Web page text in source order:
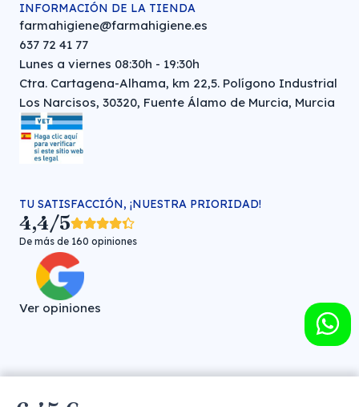
INFORMACIÓN DE LA TIENDA
farmahigiene@farmahigiene.es
637 72 41 77
Lunes a viernes 08:30h - 19:30h
Ctra. Cartagena-Alhama, km 22,5. Polígono Industrial
Los Narcisos, 30320, Fuente Álamo de Murcia, Murcia
TU SATISFACCIÓN, ¡NUESTRA PRIORIDAD!
4,4/5
De más de 160 opiniones
Ver opiniones